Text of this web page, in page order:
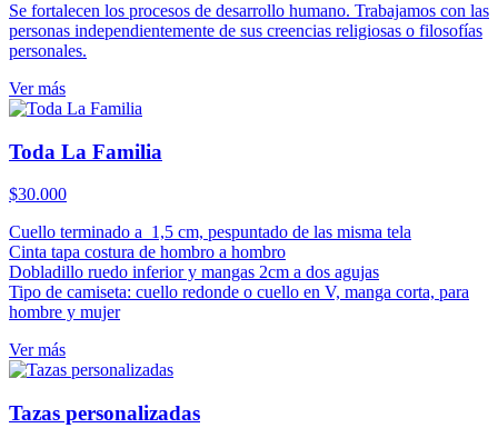
Se fortalecen los procesos de desarrollo humano. Trabajamos con las
personas independientemente de sus creencias religiosas o filosofías
personales.
Ver más
Toda La Familia
$30.000
Cuello terminado a 1,5 cm, pespuntado de las misma tela
Cinta tapa costura de hombro a hombro
Dobladillo ruedo inferior y mangas 2cm a dos agujas
Tipo de camiseta: cuello redonde o cuello en V, manga corta, para
hombre y mujer
Ver más
Tazas personalizadas